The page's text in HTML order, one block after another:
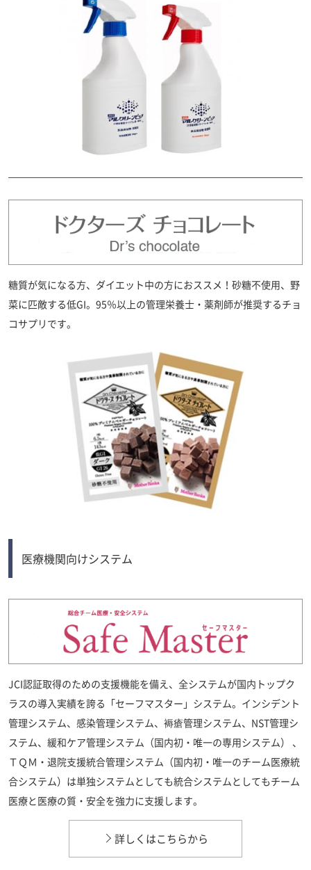
糖質が気になる方、ダイエット中の方におススメ！砂糖不使用、野
菜に匹敵する低GI。95％以上の管理栄養士・薬剤師が推奨するチョ
コサプリです。
医療機関向けシステム
JCI認証取得のための支援機能を備え、全システムが国内トップク
ラスの導入実績を誇る「セーフマスター」システム。インシデント
管理システム、感染管理システム、褥瘡管理システム、NST管理シ
ステム、緩和ケア管理システム（国内初・唯一の専用システム） 、
ＴＱＭ・退院支援統合管理システム（国内初・唯一のチーム医療統
合システム）は単独システムとしても統合システムとしてもチーム
医療と医療の質・安全を強力に支援します。
詳しくはこちらから